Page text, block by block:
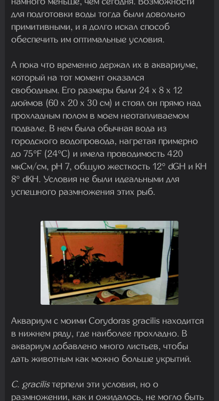
для подготовки воды тогда были довольно
примитивными, и я долго искал способ
обеспечить им оптимальные условия.
А пока что временно держал их в аквариуме,
который на тот момент оказался
свободным. Его размеры были 24 x 8 x 12
дюймов (60 x 20 x 30 см) и стоял он прямо над
прохладным полом в моем неотапливаемом
подвале. В нем была обычная вода из
городского водопровода, нагретая примерно
до 75°F (24°C) и имела проводимость 420
мкСм/см, pH 7, общую жесткость 12° dGH и KH
8° dKH. Условия не были идеальными для
успешного размножения этих рыб.
Аквариум с моими Corydoras gracilis находится
в нижнем ряду, где наиболее прохладно. В
аквариум добавлено много листьев, чтобы
дать животным как можно больше укрытий.
C. gracilisтерпели эти условия, но о
размножении, как и ожидалось, не могло быть